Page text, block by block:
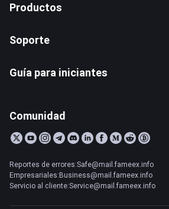
Productos
Soporte
Guía para iniciantes
Comunidad
Reportes de errores:Safe@mail.fameex.info
Empresariales:Business@mail.fameex.info
Servicio al cliente:Service@mail.fameex.info